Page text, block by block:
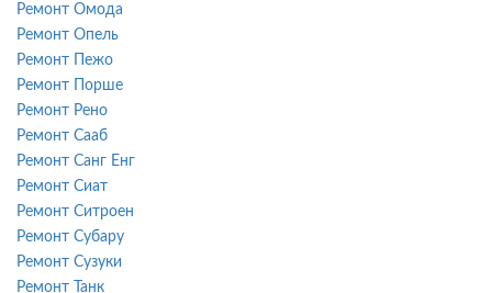
Ремонт Омода
Ремонт Опель
Ремонт Пежо
Ремонт Порше
Ремонт Рено
Ремонт Сааб
Ремонт Санг Енг
Ремонт Сиат
Ремонт Ситроен
Ремонт Субару
Ремонт Сузуки
Ремонт Танк